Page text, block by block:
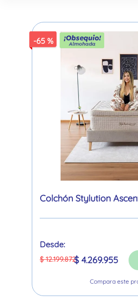
Línea Premium
Colchones Espuma
-65 %
Colchón Stylution
Desde:
$ 12.199.872$ 4.269.955